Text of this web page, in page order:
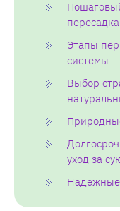
пересадка
Этапы
системы
Выбор
уход за